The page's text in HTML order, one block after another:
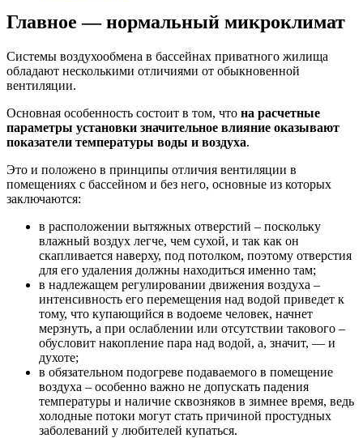
Главное — нормальный микроклимат
Системы воздухообмена в бассейнах приватного жилища
обладают несколькими отличиями от обыкновенной
вентиляции.
Основная особенность состоит в том, что на расчетные
параметры установки значительное влияние оказывают
показатели температуры воды и воздуха.
Это и положено в принципы отличия вентиляции в
помещениях с бассейном и без него, основные из которых
заключаются:
в расположении вытяжных отверстий – поскольку
влажный воздух легче, чем сухой, и так как он
скапливается наверху, под потолком, поэтому отверстия
для его удаления должны находиться именно там;
в надлежащем регулировании движения воздуха –
интенсивность его перемещения над водой приведет к
тому, что купающийся в водоеме человек, начнет
мерзнуть, а при ослаблении или отсутствии такового –
обусловит накопление пара над водой, а, значит, — и
духоте;
в обязательном подогреве подаваемого в помещение
воздуха – особенно важно не допускать падения
температуры и наличие сквозняков в зимнее время, ведь
холодные потоки могут стать причиной простудных
заболеваний у любителей купаться.